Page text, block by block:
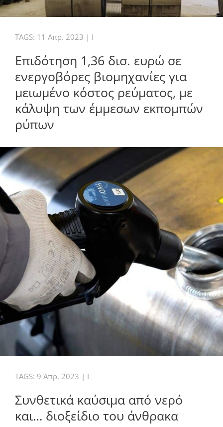
TAGS: 11 Απρ. 2023 | I
Επιδότηση 1,36 δισ. ευρώ σε
ενεργοβόρες βιομηχανίες για
μειωμένο κόστος ρεύματος, με
κάλυψη των έμμεσων εκπομπών
ρύπων
TAGS: 9 Απρ. 2023 | I
Συνθετικά καύσιμα από νερό
και… διοξείδιο του άνθρακα